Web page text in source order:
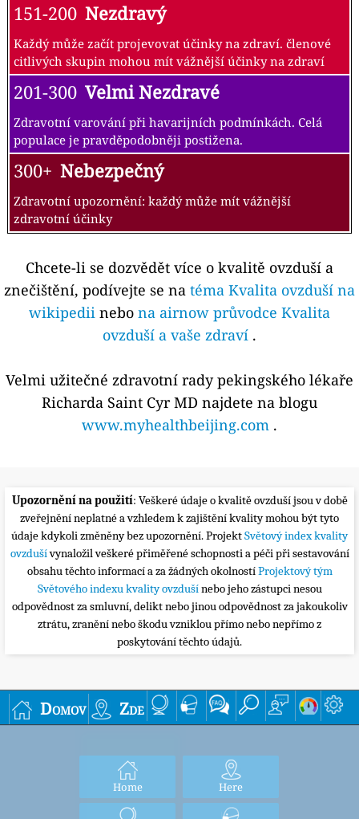
151-200 Nezdravý
Každý může začít projevovat účinky na zdraví. členové
citlivých skupin mohou mít vážnější účinky na zdraví
201-300 Velmi Nezdravé
Zdravotní varování při havarijních podmínkách. Celá
populace je pravděpodobněji postižena.
300+ Nebezpečný
Zdravotní upozornění: každý může mít vážnější
zdravotní účinky
Chcete-li se dozvědět více o kvalitě ovzduší a
znečištění, podívejte se na téma Kvalita ovzduší na
wikipedii nebo na airnow průvodce Kvalita
ovzduší a vaše zdraví .
Velmi užitečné zdravotní rady pekingského lékaře
Richarda Saint Cyr MD najdete na blogu
www.myhealthbeijing.com .
Upozornění na použití: Veškeré údaje o kvalitě ovzduší jsou v době
zveřejnění neplatné a vzhledem k zajištění kvality mohou být tyto
údaje kdykoli změněny bez upozornění. ProjektSvětový index kvality
ovzdušívynaložil veškeré přiměřené schopnosti a péči při sestavování
obsahu těchto informací a za žádných okolnostíProjektový tým
Světového indexu kvality ovzdušínebo jeho zástupci nesou
odpovědnost za smluvní, delikt nebo jinou odpovědnost za jakoukoliv
ztrátu, zranění nebo škodu vzniklou přímo nebo nepřímo z
poskytování těchto údajů.
Domov Zde
Home Here